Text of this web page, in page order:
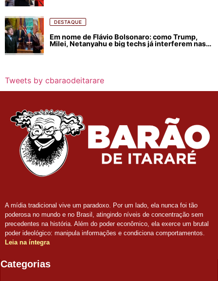
DESTAQUE
Em nome de Flávio Bolsonaro: como Trump,
Milei, Netanyahu e big techs já interferem nas
Tweets by cbaraodeitarare
A mídia tradicional vive um paradoxo. Por um lado, ela nunca foi tão
poderosa no mundo e no Brasil, atingindo níveis de concentração sem
precedentes na história. Além do poder econômico, ela exerce um brutal
poder ideológico: manipula informações e condiciona comportamentos.
Leia na íntegra
Categorias